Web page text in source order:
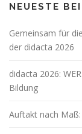
NEUESTE
Gemeinsam für
der didacta 2026
didacta 2026:
Bildung
Auftakt nach Maß: